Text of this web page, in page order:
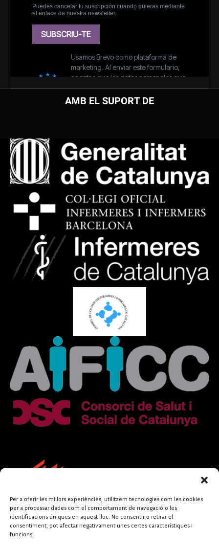
Per a oferir les millors experiències, utilitzem tecnologies com les cookies
per a processar dades com el comportament de navegació o les
identificacions úniques en aquest lloc. No consentir o retirar el
consentiment, pot afectar negativament unes certes característiques i
funcions.
AMB EL SUPORT DE